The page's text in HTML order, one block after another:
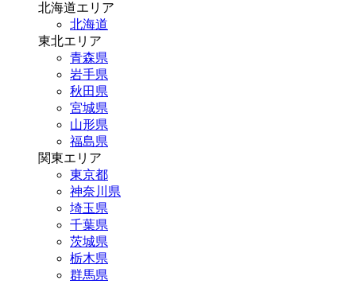
北海道エリア
北海道
東北エリア
青森県
岩手県
秋田県
宮城県
山形県
福島県
関東エリア
東京都
神奈川県
埼玉県
千葉県
茨城県
栃木県
群馬県